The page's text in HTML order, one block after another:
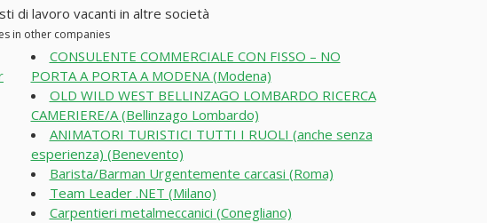
di lavoro vacanti in altre società
in other companies
CONSULENTE COMMERCIALE CON FISSO – NO
PORTA A PORTA A MODENA (Modena)
OLD WILD WEST BELLINZAGO LOMBARDO RICERCA
CAMERIERE/A (Bellinzago Lombardo)
ANIMATORI TURISTICI TUTTI I RUOLI (anche senza
esperienza) (Benevento)
Barista/Barman Urgentemente carcasi (Roma)
Team Leader .NET (Milano)
Carpentieri metalmeccanici (Conegliano)